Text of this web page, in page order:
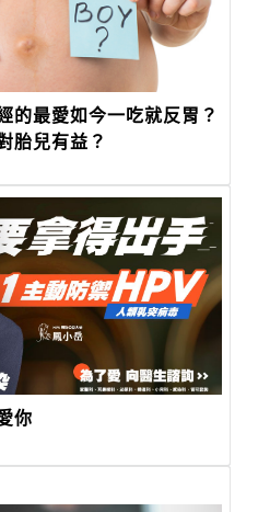
的最愛如今一吃就反胃？
胎兒有益？
你